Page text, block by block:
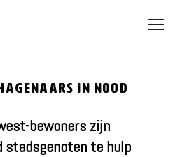
Open
in nood
bewoners zijn
stadsgenoten te hulp